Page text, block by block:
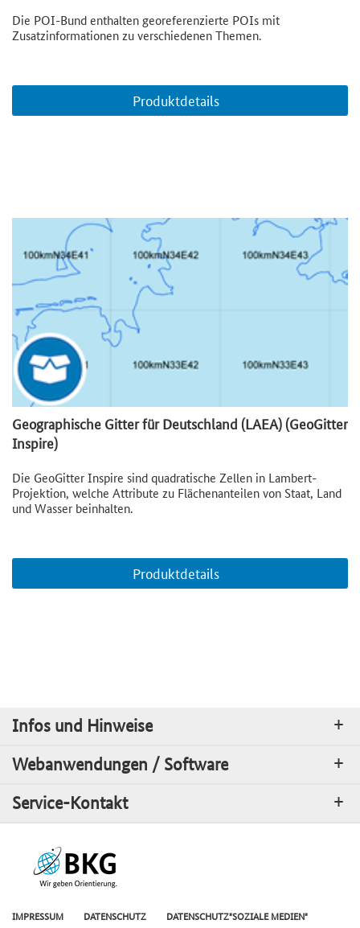
Die POI-Bund enthalten georeferenzierte POIs mit
Zusatzinformationen zu verschiedenen Themen.
Produktdetails
Geographische Gitter für Deutschland (LAEA) (GeoGitter
Inspire)
Die GeoGitter Inspire sind quadratische Zellen in Lambert-
Projektion, welche Attribute zu Flächenanteilen von Staat, Land
und Wasser beinhalten.
Produktdetails
Infos und Hinweise
Webanwendungen / Software
Service-Kontakt
IMPRESSUM DATENSCHUTZ DATENSCHUTZ"SOZIALE MEDIEN"